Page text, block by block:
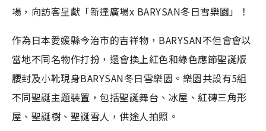
場，向訪客呈獻「新達廣場x BARYSAN冬日雪樂園」！
作為日本愛媛縣今治市的吉祥物，BARYSAN不但會會以
當地不同名物作打扮，還會換上紅色和綠色應節聖誕版
腰封及小靴現身BARYSAN冬日雪樂園。樂園共設有5組
不同聖誕主題裝置，包括聖誕舞台、冰屋、紅磚三角形
屋、聖誕樹、聖誕雪人，供途人拍照。